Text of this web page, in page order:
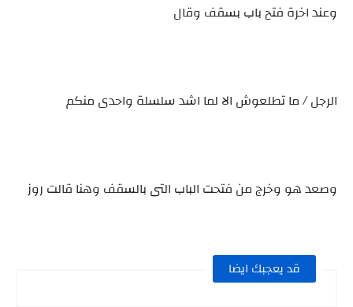
وعند اخرة فتح باب بسقف وقال
الرجل / ما تطلعوش الا لما اشد سلسلة واحدى منكم
وصعد هو وخرج من فتحت الباب التى بالسقف وهنا قالت روز
قد يعجبك ايضا